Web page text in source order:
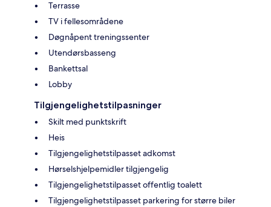
Terrasse
TV i fellesområdene
Døgnåpent treningssenter
Utendørsbasseng
Bankettsal
Lobby
Tilgjengelighetstilpasninger
Skilt med punktskrift
Heis
Tilgjengelighetstilpasset adkomst
Hørselshjelpemidler tilgjengelig
Tilgjengelighetstilpasset offentlig toalett
Tilgjengelighetstilpasset parkering for større biler